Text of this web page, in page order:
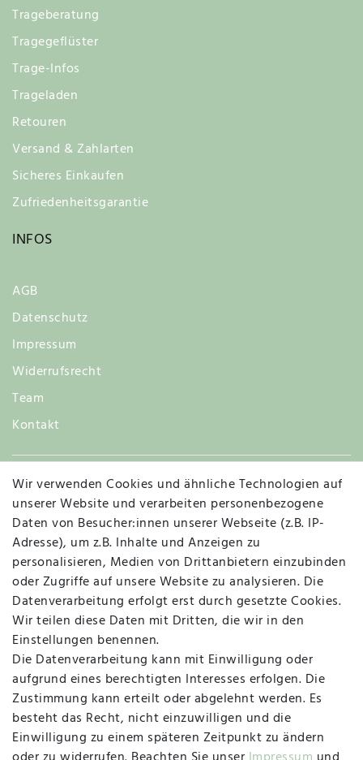
Trageberatung
Tragegeflüster
Trage-Infos
Trageladen
Retouren
Versand & Zahlarten
Sicheres Einkaufen
Zufriedenheitsgarantie
INFOS
AGB
Datenschutz
Impressum
Widerrufsrecht
Team
Kontakt
Widerruf
Vertrag widerrufen Kontakt
MAPALI VOR ORT
Herzogstraße 10
47533 Kleve
Montag, Dienstag, Donnerstag, Freitag
09:00 Uhr bis 13:00 Uhr
Wir verwenden Cookies und ähnliche Technologien auf
unserer Website und verarbeiten personenbezogene
Daten von Besucher:innen unserer Webseite (z.B. IP-
Adresse), um z.B. Inhalte und Anzeigen zu
personalisieren, Medien von Drittanbietern einzubinden
oder Zugriffe auf unsere Website zu analysieren. Die
Datenverarbeitung erfolgt erst durch gesetzte Cookies.
Wir teilen diese Daten mit Dritten, die wir in den
Einstellungen benennen.
Die Datenverarbeitung kann mit Einwilligung oder
aufgrund eines berechtigten Interesses erfolgen. Die
Zustimmung kann erteilt oder abgelehnt werden. Es
besteht das Recht, nicht einzuwilligen und die
Einwilligung zu einem späteren Zeitpunkt zu ändern